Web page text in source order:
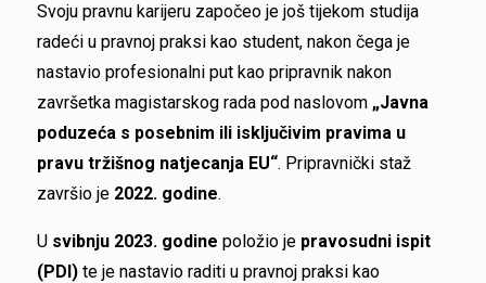
Svoju pravnu karijeru započeo je još tijekom studija
radeći u pravnoj praksi kao student, nakon čega je
nastavio profesionalni put kao pripravnik nakon
završetka magistarskog rada pod naslovom „Javna
poduzeća s posebnim ili isključivim pravima u
pravu tržišnog natjecanja EU“. Pripravnički staž
završio je 2022. godine.
U svibnju 2023. godine položio je pravosudni ispit
(PDI) te je nastavio raditi u pravnoj praksi kao